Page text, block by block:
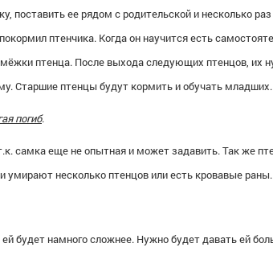
поставить ее рядом с родительской и несколько
птенчика. Когда он научится есть
птенца. После выхода следующих птенцов, их
Старшие птенцы будут кормить и обучать младших.
погиб.
самка еще не опытная и может задавить. Так же
умирают несколько птенцов или есть кровавые раны.
будет намного сложнее. Нужно будет давать ей